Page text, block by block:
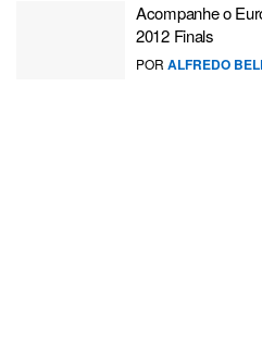
Acompanhe o
2012 Finals
POR ALFREDO